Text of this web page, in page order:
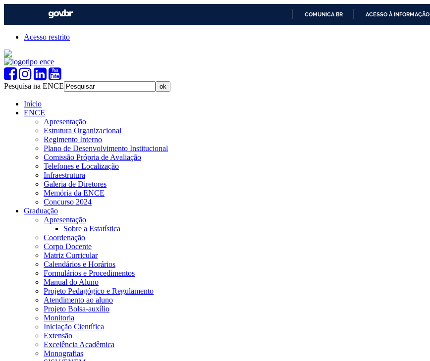
COMUNICA BR ACESSO À INFORMAÇÃO
Acesso restrito
Pesquisa na ENCE
Início
ENCE
Apresentação
Estrutura Organizacional
Regimento Interno
Plano de Desenvolvimento Institucional
Comissão Própria de Avaliação
Telefones e Localização
Infraestrutura
Galeria de Diretores
Memória da ENCE
Concurso 2024
Graduação
Apresentação
Sobre a Estatística
Coordenação
Corpo Docente
Matriz Curricular
Calendários e Horários
Formulários e Procedimentos
Manual do Aluno
Projeto Pedagógico e Regulamento
Atendimento ao aluno
Projeto Bolsa-auxílio
Monitoria
Iniciação Científica
Extensão
Excelência Acadêmica
Monografias